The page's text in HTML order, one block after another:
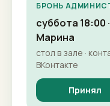
БРОНЬ
суббота 18:00
Марина
стол в зале ·
ВКонтакте
Принял